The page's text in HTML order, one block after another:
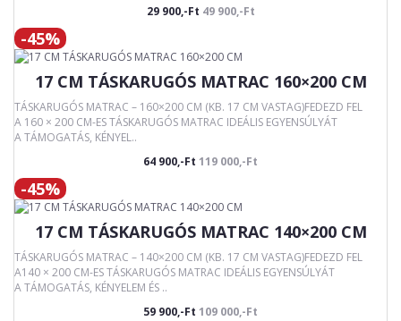
29 900,-Ft 49 900,-Ft
-45%
17 CM TÁSKARUGÓS MATRAC 160×200 CM
TÁSKARUGÓS MATRAC – 160×200 CM (KB. 17 CM VASTAG)FEDEZD FEL
A 160 × 200 CM-ES TÁSKARUGÓS MATRAC IDEÁLIS EGYENSÚLYÁT
A TÁMOGATÁS, KÉNYEL..
64 900,-Ft 119 000,-Ft
-45%
17 CM TÁSKARUGÓS MATRAC 140×200 CM
TÁSKARUGÓS MATRAC – 140×200 CM (KB. 17 CM VASTAG)FEDEZD FEL
A140 × 200 CM-ES TÁSKARUGÓS MATRAC IDEÁLIS EGYENSÚLYÁT
A TÁMOGATÁS, KÉNYELEM ÉS ..
59 900,-Ft 109 000,-Ft